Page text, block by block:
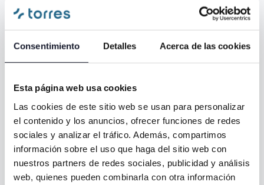
Consentimiento Detalles Acerca de las cookies
Esta página web usa cookies
Las cookies de este sitio web se usan para personalizar
el contenido y los anuncios, ofrecer funciones de redes
sociales y analizar el tráfico. Además, compartimos
información sobre el uso que haga del sitio web con
nuestros partners de redes sociales, publicidad y análisis
web, quienes pueden combinarla con otra información
Tu primera visita en Torres
es mucho másque un
trámite:
Es la base sobre la que construiremos juntos tu salud
bucodental.
Queremos que salgas con la certeza de haber sido
escuchado, con un plan claro y con la tranquilidad de
estar en manos de un equipo que piensa siempre en
tu bienestar.